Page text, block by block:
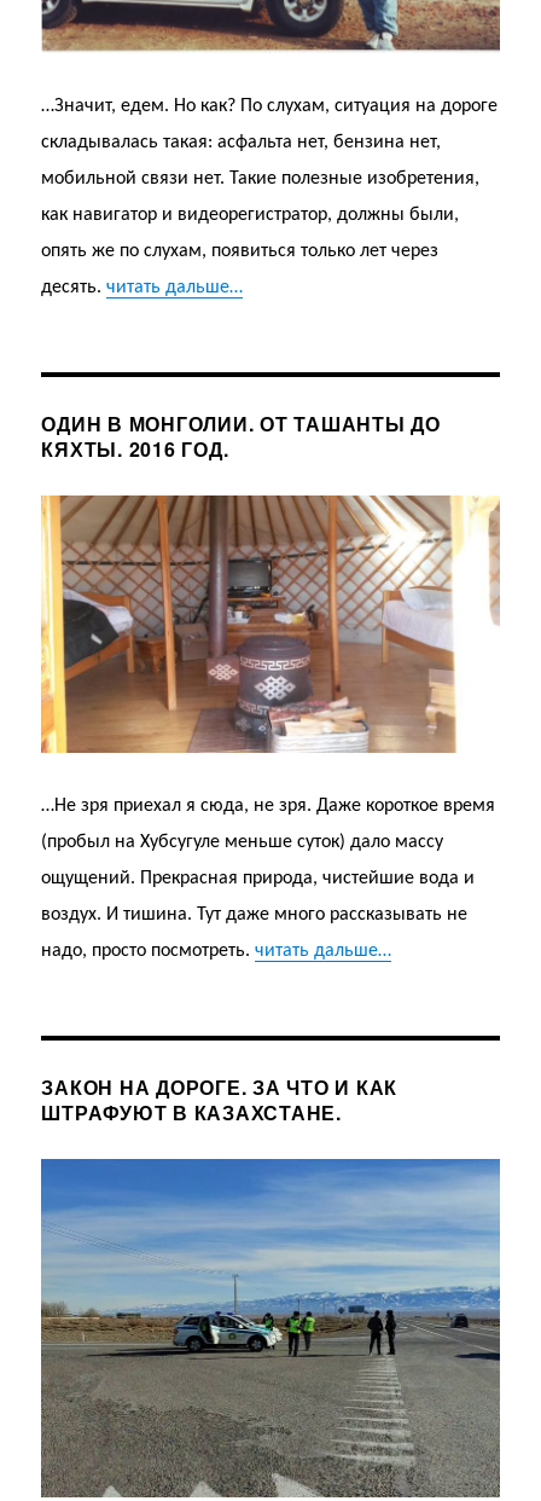
…Значит, едем. Но как? По слухам, ситуация на дороге
складывалась такая: асфальта нет, бензина нет,
мобильной связи нет. Такие полезные изобретения,
как навигатор и видеорегистратор, должны были,
опять же по слухам, появиться только лет через
десять.читать дальше…
ОДИН В МОНГОЛИИ. ОТ ТАШАНТЫ ДО
КЯХТЫ. 2016 ГОД.
…Не зря приехал я сюда, не зря. Даже короткое время
(пробыл на Хубсугуле меньше суток) дало массу
ощущений. Прекрасная природа, чистейшие вода и
воздух. И тишина. Тут даже много рассказывать не
надо, просто посмотреть.читать дальше…
ЗАКОН НА ДОРОГЕ. ЗА ЧТО И КАК
ШТРАФУЮТ В КАЗАХСТАНЕ.